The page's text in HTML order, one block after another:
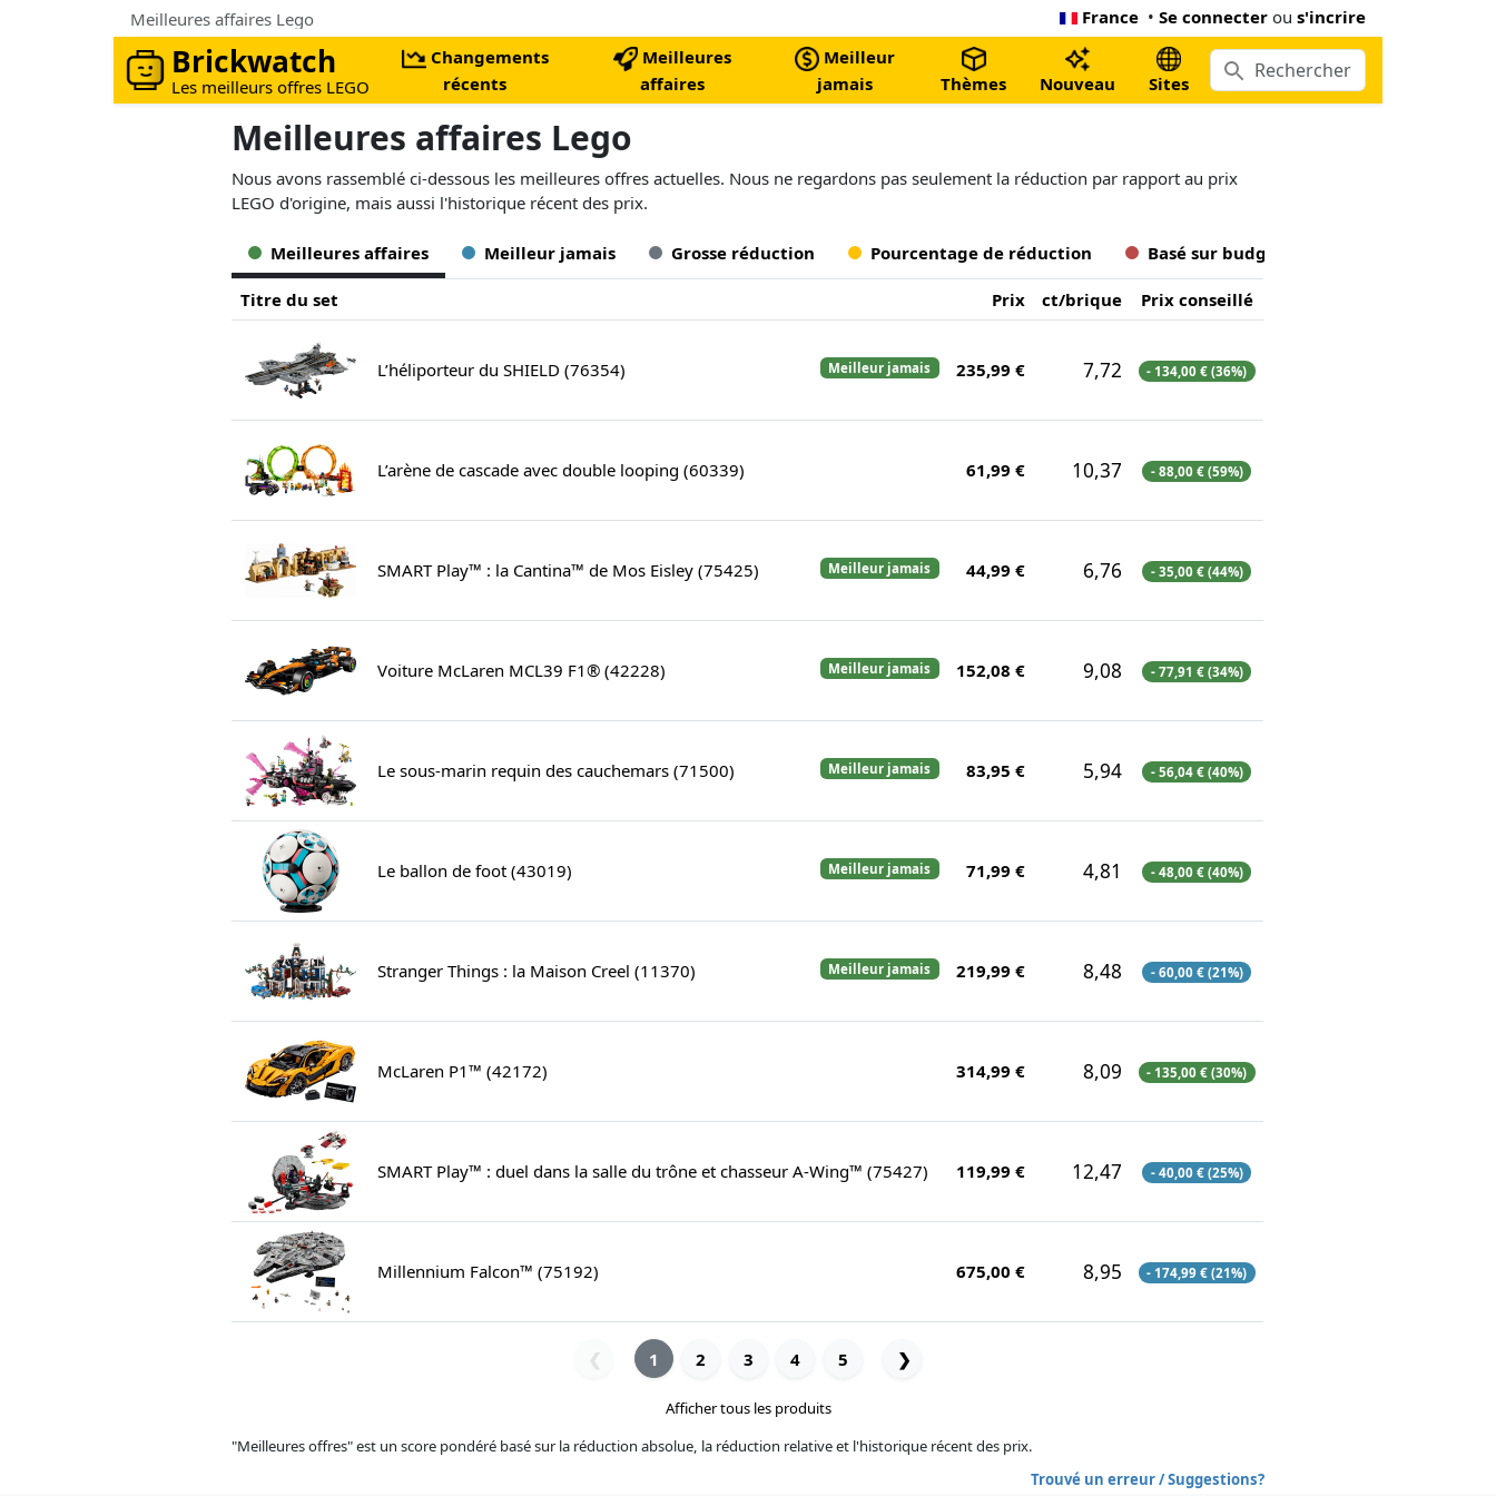
Meilleures affaires Lego France • Se connecter ou s'incrire
Brickwatch
Les meilleurs offres LEGO
Changements
récents
Meilleures
affaires
Meilleur
jamais
Thèmes Nouveau Sites
Meilleures affaires Lego
Nous avons rassemblé ci-dessous les meilleures offres actuelles. Nous ne regardons pas seulement la réduction par rapport au prix
LEGO d'origine, mais aussi l'historique récent des prix.
Meilleures affaires Meilleur jamais Grosse réduction Pourcentage de réduction Basé sur budget
Titre du set Prix ct/brique Prix conseillé
Meilleur jamais
L’héliporteur du SHIELD (76354) 235,99 € 7,72 - 134,00 € (36%)
L’arène de cascade avec double looping (60339) 61,99 € 10,37 - 88,00 € (59%)
Meilleur jamais
SMART Play™ : la Cantina™ de Mos Eisley (75425) 44,99 € 6,76 - 35,00 € (44%)
Meilleur jamais
Voiture McLaren MCL39 F1® (42228) 152,08 € 9,08 - 77,91 € (34%)
Meilleur jamais
Le sous-marin requin des cauchemars (71500) 83,95 € 5,94 - 56,04 € (40%)
Meilleur jamais
Le ballon de foot (43019) 71,99 € 4,81 - 48,00 € (40%)
Meilleur jamais
Stranger Things : la Maison Creel (11370) 219,99 € 8,48 - 60,00 € (21%)
McLaren P1™ (42172) 314,99 € 8,09 - 135,00 € (30%)
SMART Play™ : duel dans la salle du trône et chasseur A-Wing™ (75427) 119,99 € 12,47 - 40,00 € (25%)
Millennium Falcon™ (75192) 675,00 € 8,95 - 174,99 € (21%)
❮ 1 2 3 4 5 ❯
Afficher tous les produits
"Meilleures offres" est un score pondéré basé sur la réduction absolue, la réduction relative et l'historique récent des prix.
Trouvé un erreur / Suggestions?